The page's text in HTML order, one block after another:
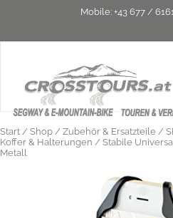
Mobile: +43 677 /
Start / Shop / Zubehör & Ersatzteile /
Koffer & Halterungen / Stabile
Metall